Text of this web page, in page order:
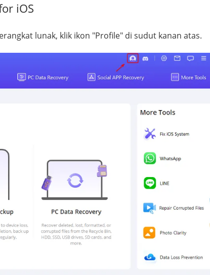
iOS
lunak, klik ikon "Profile" di sudut kanan atas.